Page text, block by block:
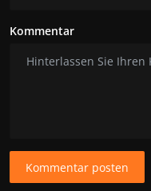
Kommentar
Kommentar posten